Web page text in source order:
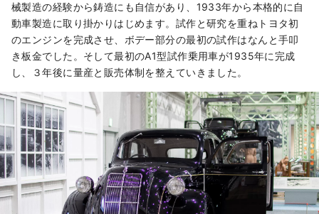
械製造の経験から鋳造にも自信があり、1933年から本格的に自
動車製造に取り掛かりはじめます。試作と研究を重ねトヨタ初
のエンジンを完成させ、ボデー部分の最初の試作はなんと手叩
き板金でした。そして最初のA1型試作乗用車が1935年に完成
し、３年後に量産と販売体制を整えていきました。